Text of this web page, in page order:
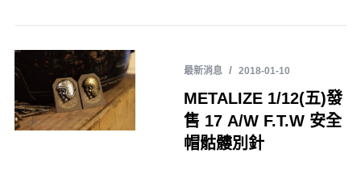
最新消息 2018-01-10
METALIZE 1/12(五)發
售 17 A/W F.T.W 安全
帽骷髏別針